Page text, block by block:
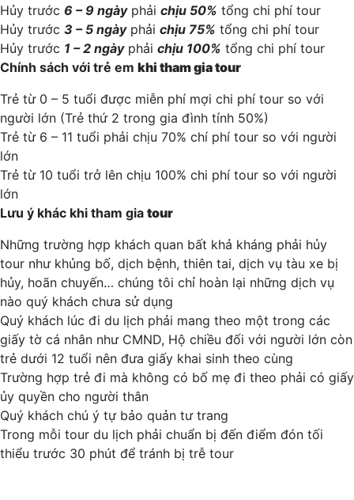
Hủy trước 6 – 9 ngàyphải chịu 50% tổng chi phí tour
Hủy trước 3 – 5 ngàyphải chịu 75% tổng chi phí tour
Hủy trước 1 – 2 ngàyphải chịu 100% tổng chi phí tour
Chính sách với trẻ em khi tham giatour
Trẻ từ 0 – 5 tuổi được miễn phí mợi chi phí tour so với
người lớn (Trẻ thứ 2 trong gia đình tính 50%)
Trẻ từ 6 – 11 tuổi phải chịu 70% chí phí tour so với người
lớn
Trẻ từ 10 tuổi trở lên chịu 100% chi phí tour so với người
lớn
Lưu ý khác khi tham gia tour
Những trường hợp khách quan bất khả kháng phải hủy
tour như khủng bố, dịch bệnh, thiên tai, dịch vụ tàu xe bị
hủy, hoãn chuyến… chúng tôi chỉ hoàn lại những dịch vụ
nào quý khách chưa sử dụng
Quý khách lúc đi du lịch phải mang theo một trong các
giấy tờ cá nhân như CMND, Hộ chiều đối với người lớn còn
trẻ dưới 12 tuổi nên đưa giấy khai sinh theo cùng
Trường hợp trẻ đi mà không có bố mẹ đi theo phải có giấy
ủy quyền cho người thân
Quý khách chú ý tự bảo quản tư trang
Trong mỗi tour du lịch phải chuẩn bị đến điểm đón tối
thiểu trước 30 phút để tránh bị trễ tour